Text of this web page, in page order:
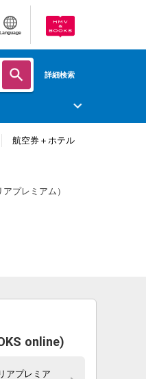
Language
詳細検索
航空券＋ホテル
online)
アプレミア